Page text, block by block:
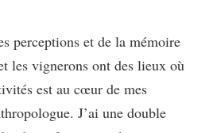
perceptions et de la mémoire
les vignerons ont des lieux où
est au cœur de mes
J’ai une double